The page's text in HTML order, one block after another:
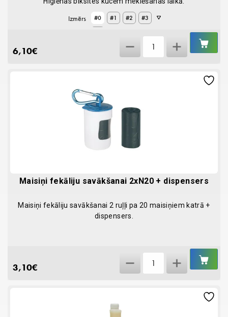
Izmērs #0 #1 #2
#3
6,10€
kucītēm
Maisiņi fekāliju savākšanai 2xN20 + dispensers
Maisiņi fekāliju savākšanai 2 ruļļi pa 20 maisiņiem katrā +
dispensers.
3,10€
fekāliju
+